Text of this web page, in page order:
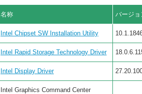
名称 バージョ
Intel Chipset SW Installation Utility
Intel Rapid Storage Technology Driver
Intel Display Driver
Intel Graphics Command Center